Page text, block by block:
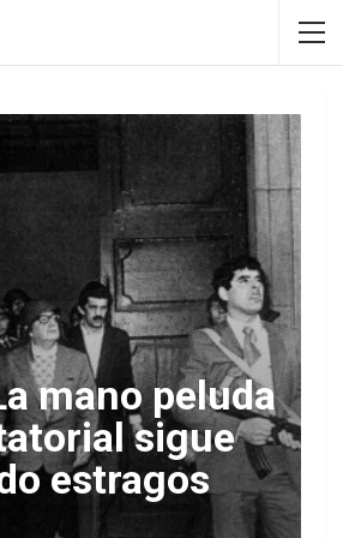
mano peluda
sigue
estragos